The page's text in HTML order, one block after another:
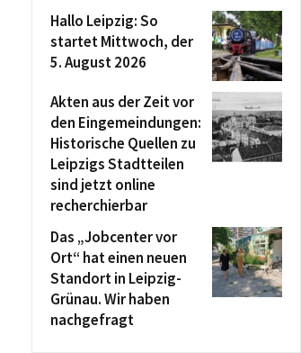
Hallo Leipzig: So
startet Mittwoch, der
5. August 2026
Akten aus der Zeit vor
den Eingemeindungen:
Historische Quellen zu
Leipzigs Stadtteilen
sind jetzt online
recherchierbar
Das „Jobcenter vor
Ort“ hat einen neuen
Standort in Leipzig-
Grünau. Wir haben
nachgefragt